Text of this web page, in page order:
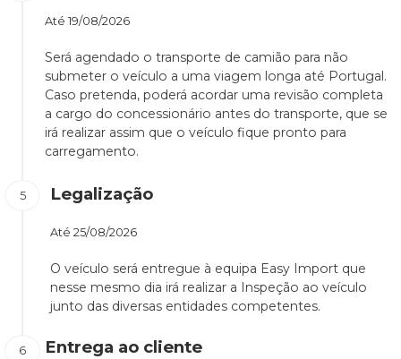
Até 19/08/2026
Será agendado o transporte de camião para não
submeter o veículo a uma viagem longa até Portugal.
Caso pretenda, poderá acordar uma revisão completa
a cargo do concessionário antes do transporte, que se
irá realizar assim que o veículo fique pronto para
carregamento.
Legalização
Até 25/08/2026
O veículo será entregue à equipa Easy Import que
nesse mesmo dia irá realizar a Inspeção ao veículo
junto das diversas entidades competentes.
Entrega ao cliente